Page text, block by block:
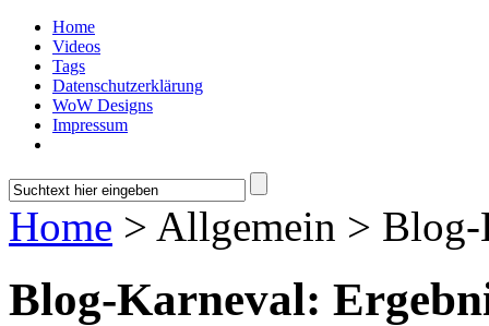
Home
Videos
Tags
Datenschutzerklärung
WoW Designs
Impressum
Home > Allgemein > Blog-
Blog-Karneval: